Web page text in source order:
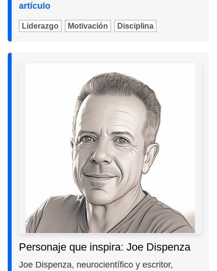
artículo
Liderazgo Motivación Disciplina
Personaje que inspira: Joe Dispenza
Joe Dispenza, neurocientífico y escritor,